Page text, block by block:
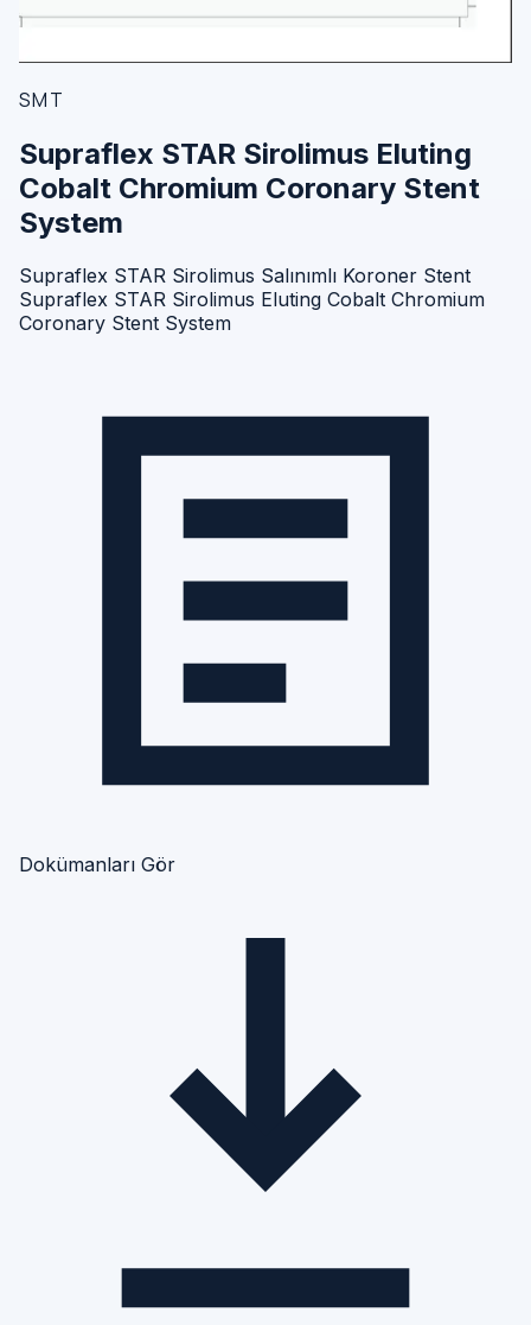
SMT
Supraflex STAR Sirolimus Eluting
Cobalt Chromium Coronary Stent
System
Supraflex STAR Sirolimus Salınımlı Koroner Stent
Supraflex STAR Sirolimus Eluting Cobalt Chromium
Coronary Stent System
Dokümanları Gör